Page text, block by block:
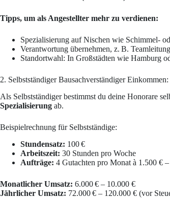
Tipps, um als Angestellter mehr zu verdienen:
Spezialisierung auf Nischen wie Schimmel-
Verantwortung übernehmen, z. B.
Standortwahl: In Großstädten wie Hamburg
2. Selbstständiger Bausachverständiger
Als Selbstständiger bestimmst du deine Honorare
Spezialisierung ab.
Beispielrechnung für Selbstständige:
Stundensatz: 100 €
Arbeitszeit: 30 Stunden pro Woche
Aufträge: 4 Gutachten pro Monat à 1.500 €
Monatlicher Umsatz: 6.000 € – 10.000 €
Jährlicher Umsatz: 72.000 € – 120.000 € (vor